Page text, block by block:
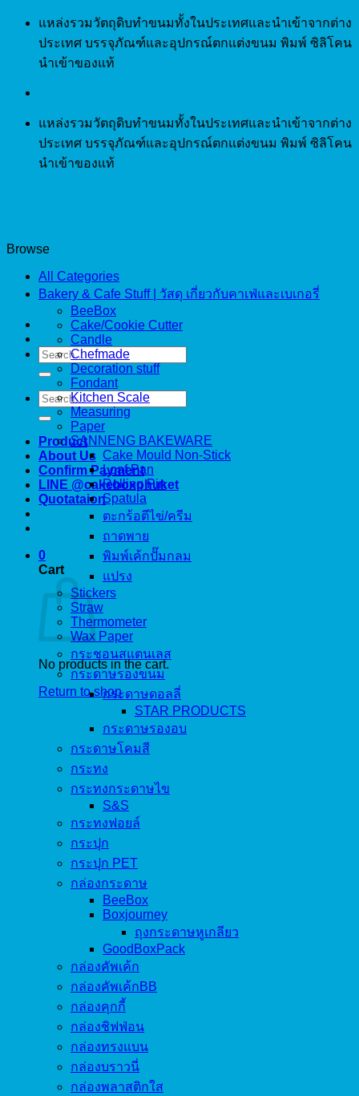
Skip
content
แหล่งรวมวัตถุดิบทำขนมทั้งในประเทศและนำเข้าจากต่าง
ประเทศ บรรจุภัณฑ์และอุปกรณ์ตกแต่งขนม พิมพ์ ซิลิโคน
นำเข้าของแท้
แหล่งรวมวัตถุดิบทำขนมทั้งในประเทศและนำเข้าจากต่าง
ประเทศ บรรจุภัณฑ์และอุปกรณ์ตกแต่งขนม พิมพ์ ซิลิโคน
นำเข้าของแท้
Search
for:
Search
for:
Product
About Us
Confirm Payment
LINE @cakeboxphuket
Quotataion
0
Cart
No products in the cart.
Return to shop
Browse
All Categories
Bakery & Cafe Stuff | วัสดุ เกี่ยวกับคาเฟ่และเบเกอรี่
BeeBox
Cake/Cookie Cutter
Candle
Chefmade
Decoration stuff
Fondant
Kitchen Scale
Measuring
Paper
SANNENG BAKEWARE
Cake Mould Non-Stick
Loaf Pan
Rolling Pin
Spatula
ตะกร้อตีไข่/ครีม
ถาดพาย
พิมพ์เค้กปั๊มกลม
แปรง
Stickers
Straw
Thermometer
Wax Paper
กระชอนสแตนเลส
กระดาษรองขนม
กระดาษดอลลี่
STAR PRODUCTS
กระดาษรองอบ
กระดาษโคมสี
กระทง
กระทงกระดาษไข
S&S
กระทงฟอยล์
กระปุก
กระปุก PET
กล่องกระดาษ
BeeBox
Boxjourney
ถุงกระดาษหูเกลียว
GoodBoxPack
กล่องคัพเค้ก
กล่องคัพเค้กBB
กล่องคุกกี้
กล่องชิฟฟ่อน
กล่องทรงแบน
กล่องบราวนี่
กล่องพลาสติกใส